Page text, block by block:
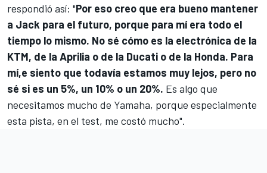
respondió así: "Por eso creo que era bueno mantener
a Jack para el futuro, porque para mí era todo el
tiempo lo mismo. No sé cómo es la electrónica de la
KTM, de la Aprilia o de la Ducati o de la Honda. Para
mí,e siento que todavía estamos muy lejos, pero no
sé si es un 5%, un 10% o un 20%. Es algo que
necesitamos mucho de Yamaha, porque especialmente
esta pista, en el test, me costó mucho".